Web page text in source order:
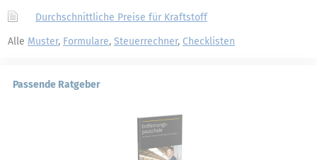
Durchschnittliche Preise für Kraftstoff
Alle Muster, Formulare, Steuerrechner, Checklisten
Passende Ratgeber